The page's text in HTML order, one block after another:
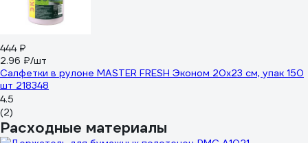
444 ₽
2.96 ₽/шт
Салфетки в рулоне MASTER FRESH Эконом 20x23 см, упак 150
шт 218348
4.5
(2)
Расходные материалы